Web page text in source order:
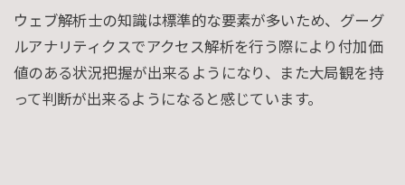
ウェブ解析士の知識は標準的な要素が多いため、グーグ
ルアナリティクスでアクセス解析を行う際により付加価
値のある状況把握が出来るようになり、また大局観を持
って判断が出来るようになると感じています。